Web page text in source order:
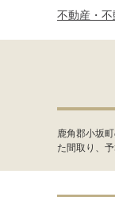
不動産・
鹿角郡小坂
た間取り、